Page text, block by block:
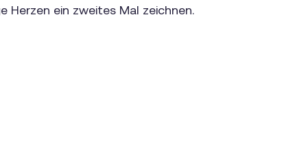
Herzen ein zweites Mal zeichnen.